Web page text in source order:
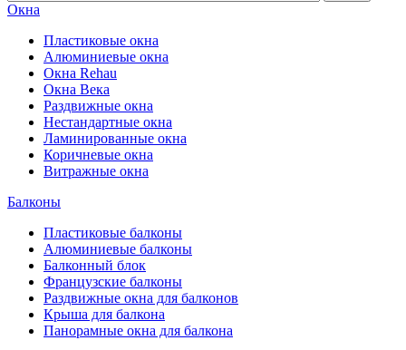
Окна
Пластиковые окна
Алюминиевые окна
Окна Rehau
Окна Века
Раздвижные окна
Нестандартные окна
Ламинированные окна
Коричневые окна
Витражные окна
Балконы
Пластиковые балконы
Алюминиевые балконы
Балконный блок
Французские балконы
Раздвижные окна для балконов
Крыша для балкона
Панорамные окна для балкона